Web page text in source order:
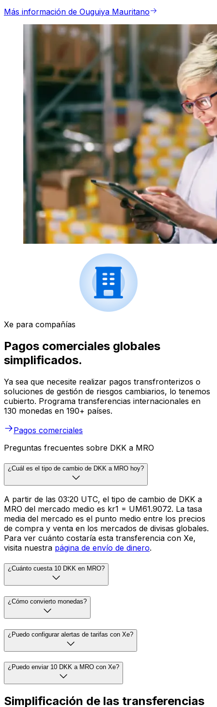
Más información de Ouguiya Mauritano
Xe para compañías
Pagos comerciales globales
simplificados.
Ya sea que necesite realizar pagos transfronterizos o
soluciones de gestión de riesgos cambiarios, lo tenemos
cubierto. Programa transferencias internacionales en
130 monedas en 190+ países.
Pagos comerciales
Preguntas frecuentes sobre DKK a MRO
¿Cuál es el tipo de cambio de DKK a MRO hoy?
A partir de las 03:20 UTC, el tipo de cambio de DKK a
MRO del mercado medio es kr1 = UM61.9072. La tasa
media del mercado es el punto medio entre los precios
de compra y venta en los mercados de divisas globales.
Para ver cuánto costaría esta transferencia con Xe,
visita nuestra página de envío de dinero.
¿Cuánto cuesta 10 DKK en MRO?
¿Cómo convierto monedas?
¿Puedo configurar alertas de tarifas con Xe?
¿Puedo enviar 10 DKK a MRO con Xe?
Simplificación de las transferencias